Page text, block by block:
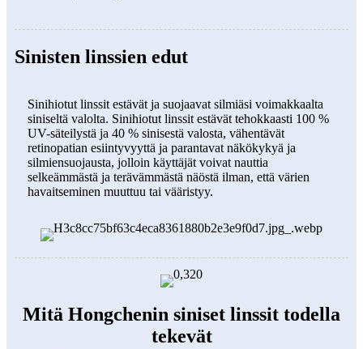
Sinisten linssien edut
Sinihiotut linssit estävät ja suojaavat silmiäsi voimakkaalta
siniseltä valolta. Sinihiotut linssit estävät tehokkaasti 100 %
UV-säteilystä ja 40 % sinisestä valosta, vähentävät
retinopatian esiintyvyyttä ja parantavat näkökykyä ja
silmiensuojausta, jolloin käyttäjät voivat nauttia
selkeämmästä ja terävämmästä näöstä ilman, että värien
havaitseminen muuttuu tai vääristyy.
Mitä Hongchenin siniset linssit todella
tekevät